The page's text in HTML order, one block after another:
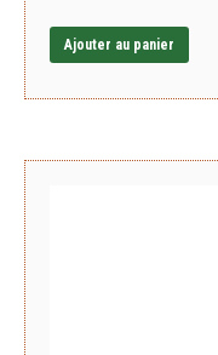
Ajouter au panier